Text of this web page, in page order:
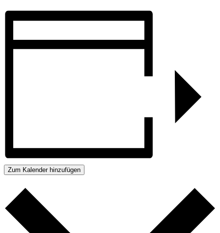
Zum Kalender hinzufügen